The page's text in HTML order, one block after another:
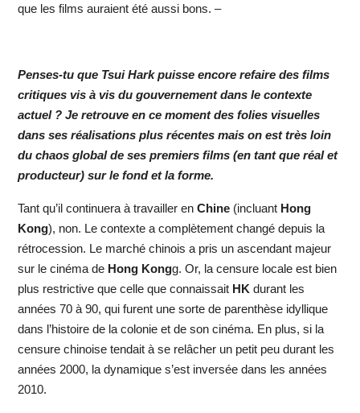
que les films auraient été aussi bons. –
Penses-tu que Tsui Hark puisse encore refaire des films
critiques vis à vis du gouvernement dans le contexte
actuel ? Je retrouve en ce moment des folies visuelles
dans ses réalisations plus récentes mais on est très loin
du chaos global de ses premiers films (en tant que réal et
producteur) sur le fond et la forme.
Tant qu’il continuera à travailler en Chine(incluant Hong
Kong), non. Le contexte a complètement changé depuis la
rétrocession. Le marché chinois a pris un ascendant majeur
sur le cinéma de Hong Kongg. Or, la censure locale est bien
plus restrictive que celle que connaissait HK durant les
années 70 à 90, qui furent une sorte de parenthèse idyllique
dans l’histoire de la colonie et de son cinéma. En plus, si la
censure chinoise tendait à se relâcher un petit peu durant les
années 2000, la dynamique s’est inversée dans les années
2010.